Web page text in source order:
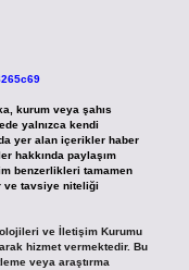
kurum veya şahıs
yalnızca kendi
yer alan içerikler haber
hakkında paylaşım
benzerlikleri tamamen
ve tavsiye niteliği
ve İletişim Kurumu
hizmet vermektedir. Bu
veya araştırma